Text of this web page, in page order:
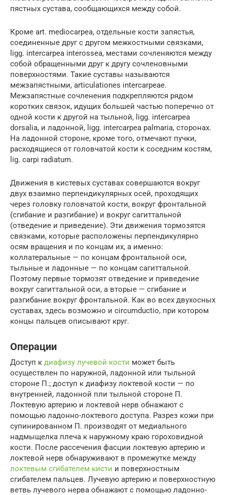
пястных сустава, сообщающихся между собой.
Кроме art. mediocarpea, отдельные кости запястья,
соединенные друг с другом межкостными связками,
ligg. intercarpea interossea, местами сочленяются между
собой обращенными друг к другу сочленовными
поверхностями. Такие суставы называются
межзапястными, articulationes intercarpeae.
Межзапястные сочленения подкрепляются рядом
коротких связок, идущих большей частью поперечно от
одной кости к другой на тыльной, ligg. intercarpea
dorsalia, и ладонной, ligg. intercarpea palmaria, сторонах.
На ладонной стороне, кроме того, отмечают пучки,
расходящиеся от головчатой кости к соседним костям,
lig. carpi radiatum.
Движения в кистевых суставах совершаются вокруг
двух взаимно перпендикулярных осей, проходящих
через головку головчатой кости, вокруг фронтальной
(сгибание и разгибание) и вокруг сагиттальной
(отведение и приведение). Эти движения тормозятся
связками, которые расположены перпендикулярно
осям вращения и по концам их, а именно:
коллатеральные — по концам фронтальной оси,
тыльные и ладонные — по концам сагиттальной.
Поэтому первые тормозят отведение и приведение
вокруг сагиттальной оси, а вторые — сгибание и
разгибание вокруг фронтальной. Как во всех двухосных
суставах, здесь возможно и circumductio, при котором
концы пальцев описывают круг.
Операции
Доступ к диафизу лучевой кости может быть
осуществлен по наружной, ладонной или тыльной
стороне П.; доступ к диафизу локтевой кости — по
внутренней, ладонной пли тыльной стороне П.
Локтевую артерию и локтевой нерв обнажают с
помощью ладонно-локтевого доступа. Разрез кожи при
супинированном П. производят от медиального
надмыщелка плеча к наружному краю гороховидной
кости. После рассечения фасции локтевую артерию и
локтевой нерв обнаруживают в промежутке между
локтевым сгибателем кисти и поверхностным
сгибателем пальцев. Лучевую артерию и поверхностную
ветвь лучевого нерва обнажают с помощью ладонно-